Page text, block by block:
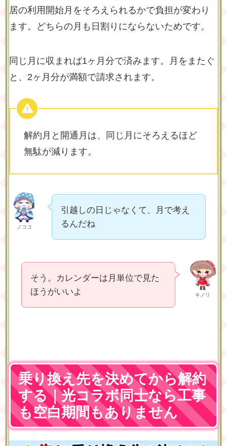
居の利用開始月をそろえられるかで負担が変わり
ます。どちらの月も日割りにならないためです。
同じ月に収まれば1ヶ月分で済みます。月をまたぐ
と、2ヶ月分が満額で請求されます。
解約月と開通月は、同じ月にそろえるほど
無駄が減ります。
ノココ
引越しの日じゃなくて、月で考え
るんだね
キノリ
そう。カレンダーは月単位で見た
ほうがいいよ
乗り換え先を決めてから解約
する｜光コラボ同士なら工事
も空白期間もありません